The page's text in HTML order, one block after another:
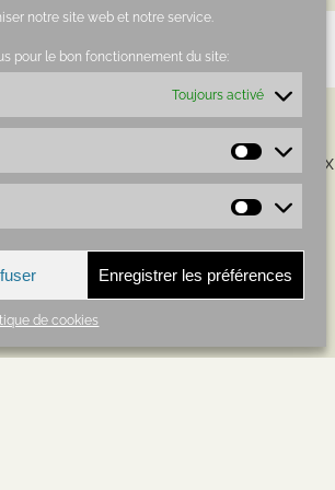
notre site web et notre service.
pour le bon fonctionnement du site:
Toujours activé
Enregistrer les préférences
de cookies
Choose Your Platform!
Amis du Pays de Bourdeaux